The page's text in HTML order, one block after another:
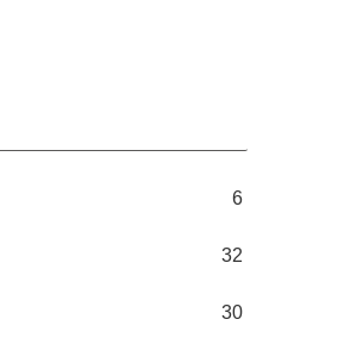
6
32
30